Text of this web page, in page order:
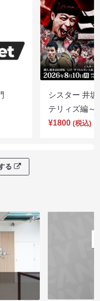
シスター 井
テリィズ編
¥1800 (税込)
る